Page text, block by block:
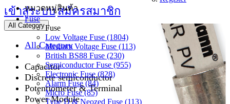
เข้าสู่ระบบสมัครสมาชิก
All Category
All Category
Capacitor
Discrete semiconductor
Potentiometer & Terminal
Power Module
หมวดหมู่สินค้า
Fuse
Fuse
Low Voltage Fuse (1804)
Medium Voltage Fuse (113)
British BS88 Fuse (230)
Semiconductor Fuse (955)
Electronic Fuse (828)
Alarm Fuse (84)
Micro Fuse (85)
Type D & Neozed Fuse (113)